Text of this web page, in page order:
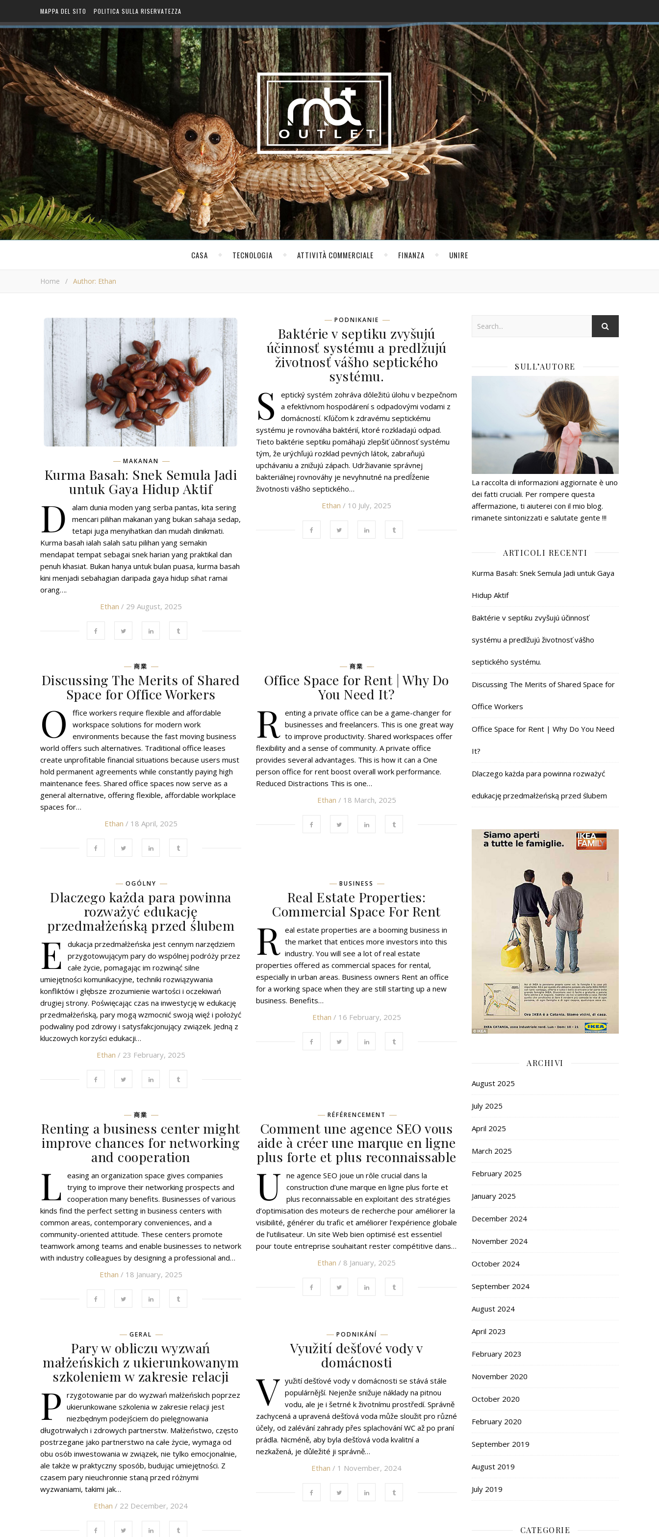
MAPPA DEL SITO POLITICA SULLA RISERVATEZZA
CASA TECNOLOGIA ATTIVITÀ COMMERCIALE FINANZA UNIRE
Home / Author: Ethan
MAKANAN
Kurma Basah: Snek Semula Jadi
untuk Gaya Hidup Aktif
D
alam dunia moden yang serba pantas, kita sering
mencari pilihan makanan yang bukan sahaja sedap,
tetapi juga menyihatkan dan mudah dinikmati.
Kurma basah ialah salah satu pilihan yang semakin
mendapat tempat sebagai snek harian yang praktikal dan
penuh khasiat. Bukan hanya untuk bulan puasa, kurma basah
kini menjadi sebahagian daripada gaya hidup sihat ramai
orang….
Ethan / 29 August, 2025
PODNIKANIE
Baktérie v septiku zvyšujú
účinnosť systému a predlžujú
životnosť vášho septického
systému.
S
eptický systém zohráva dôležitú úlohu v bezpečnom
a efektívnom hospodárení s odpadovými vodami z
domácností. Kľúčom k zdravému septickému
systému je rovnováha baktérií, ktoré rozkladajú odpad.
Tieto baktérie septiku pomáhajú zlepšiť účinnosť systému
tým, že urýchľujú rozklad pevných látok, zabraňujú
upchávaniu a znižujú zápach. Udržiavanie správnej
bakteriálnej rovnováhy je nevyhnutné na predĺženie
životnosti vášho septického…
Ethan / 10 July, 2025
商業
Discussing The Merits of Shared
Space for Office Workers
O
ffice workers require flexible and affordable
workspace solutions for modern work
environments because the fast moving business
world offers such alternatives. Traditional office leases
create unprofitable financial situations because users must
hold permanent agreements while constantly paying high
maintenance fees. Shared office spaces now serve as a
general alternative, offering flexible, affordable workplace
spaces for…
Ethan / 18 April, 2025
商業
Office Space for Rent | Why Do
You Need It?
R enting a private office can be a game-changer for
businesses and freelancers. This is one great way
to improve productivity. Shared workspaces offer
flexibility and a sense of community. A private office
provides several advantages. This is how it can a One
person office for rent boost overall work performance.
Reduced Distractions This is one…
Ethan / 18 March, 2025
OGÓLNY
Dlaczego każda para powinna
rozważyć edukację
przedmałżeńską przed ślubem
E
dukacja przedmałżeńska jest cennym narzędziem
przygotowującym pary do wspólnej podróży przez
całe życie, pomagając im rozwinąć silne
umiejętności komunikacyjne, techniki rozwiązywania
konfliktów i głębsze zrozumienie wartości i oczekiwań
drugiej strony. Poświęcając czas na inwestycję w edukację
przedmałżeńską, pary mogą wzmocnić swoją więź i położyć
podwaliny pod zdrowy i satysfakcjonujący związek. Jedną z
kluczowych korzyści edukacji…
Ethan / 23 February, 2025
BUSINESS
Real Estate Properties:
Commercial Space For Rent
R eal estate properties are a booming business in
the market that entices more investors into this
industry. You will see a lot of real estate
properties offered as commercial spaces for rental,
especially in urban areas. Business owners Rent an office
for a working space when they are still starting up a new
business. Benefits…
Ethan / 16 February, 2025
商業
Renting a business center might
improve chances for networking
and cooperation
L easing an organization space gives companies
trying to improve their networking prospects and
cooperation many benefits. Businesses of various
kinds find the perfect setting in business centers with
common areas, contemporary conveniences, and a
community-oriented attitude. These centers promote
teamwork among teams and enable businesses to network
with industry colleagues by designing a professional and…
Ethan / 18 January, 2025
RÉFÉRENCEMENT
Comment une agence SEO vous
aide à créer une marque en ligne
plus forte et plus reconnaissable
U ne agence SEO joue un rôle crucial dans la
construction d’une marque en ligne plus forte et
plus reconnaissable en exploitant des stratégies
d’optimisation des moteurs de recherche pour améliorer la
visibilité, générer du trafic et améliorer l’expérience globale
de l’utilisateur. Un site Web bien optimisé est essentiel
pour toute entreprise souhaitant rester compétitive dans…
Ethan / 8 January, 2025
GERAL
Pary w obliczu wyzwań
małżeńskich z ukierunkowanym
szkoleniem w zakresie relacji
P rzygotowanie par do wyzwań małżeńskich poprzez
ukierunkowane szkolenia w zakresie relacji jest
niezbędnym podejściem do pielęgnowania
długotrwałych i zdrowych partnerstw. Małżeństwo, często
postrzegane jako partnerstwo na całe życie, wymaga od
obu osób inwestowania w związek, nie tylko emocjonalnie,
ale także w praktyczny sposób, budując umiejętności. Z
czasem pary nieuchronnie staną przed różnymi
wyzwaniami, takimi jak…
Ethan / 22 December, 2024
PODNIKÁNÍ
Využití dešťové vody v
domácnosti
V yužití dešťové vody v domácnosti se stává stále
populárnější. Nejenže snižuje náklady na pitnou
vodu, ale je i šetrné k životnímu prostředí. Správně
zachycená a upravená dešťová voda může sloužit pro různé
účely, od zalévání zahrady přes splachování WC až po praní
prádla. Nicméně, aby byla dešťová voda kvalitní a
nezkažená, je důležité ji správně…
Ethan / 1 November, 2024
SULL’AUTORE
La raccolta di informazioni aggiornate è uno
dei fatti cruciali. Per rompere questa
affermazione, ti aiuterei con il mio blog.
rimanete sintonizzati e salutate gente !!!
ARTICOLI RECENTI
Kurma Basah: Snek Semula Jadi untuk Gaya
Hidup Aktif
Baktérie v septiku zvyšujú účinnosť
systému a predlžujú životnosť vášho
septického systému.
Discussing The Merits of Shared Space for
Office Workers
Office Space for Rent | Why Do You Need
It?
Dlaczego każda para powinna rozważyć
edukację przedmałżeńską przed ślubem
ARCHIVI
August 2025
July 2025
April 2025
March 2025
February 2025
January 2025
December 2024
November 2024
October 2024
September 2024
August 2024
April 2023
February 2023
November 2020
October 2020
February 2020
September 2019
August 2019
July 2019
CATEGORIE